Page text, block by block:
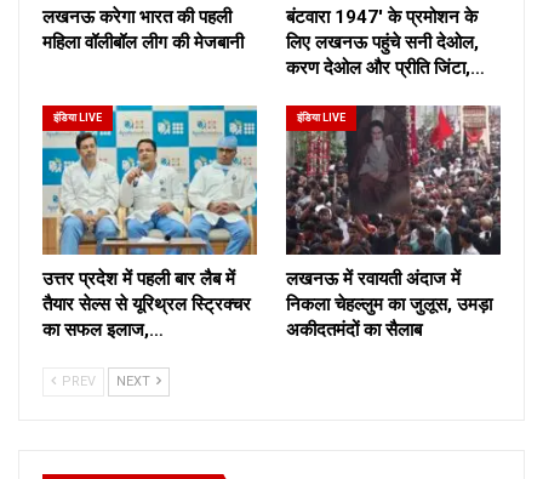
लखनऊ करेगा भारत की पहली
महिला वॉलीबॉल लीग की मेजबानी
बंटवारा 1947′ के प्रमोशन के
लिए लखनऊ पहुंचे सनी देओल,
करण देओल और प्रीति जिंटा,…
इंडिया LIVE
उत्तर प्रदेश में पहली बार लैब में
तैयार सेल्स से यूरिथ्रल स्ट्रिक्चर
का सफल इलाज,…
इंडिया LIVE
लखनऊ में रवायती अंदाज में
निकला चेहल्लुम का जुलूस, उमड़ा
अकीदतमंदों का सैलाब
PREV NEXT